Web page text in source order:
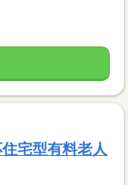
宅型有料老人